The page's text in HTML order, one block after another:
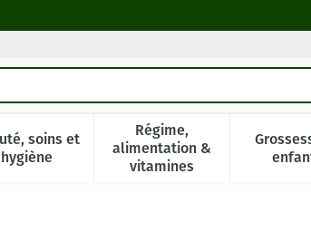
soins et
hygièneAfficher le sous-menu pour la catégorie
Régime,
alimentation &
vitamines
Afficher le sous-